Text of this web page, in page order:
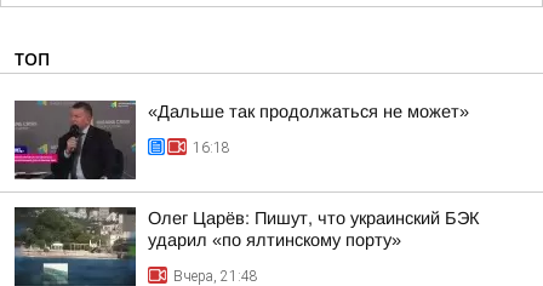
ТОП
«Дальше так продолжаться не может»
16:18
Олег Царёв: Пишут, что украинский БЭК
ударил «по ялтинскому порту»
Вчера, 21:48